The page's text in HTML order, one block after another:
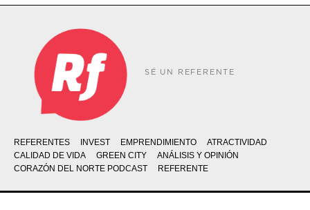
SÉ UN REFERENTE
REFERENTES INVEST EMPRENDIMIENTO
ATRACTIVIDAD
CALIDAD DE VIDA
GREEN CITY
ANÁLISIS Y OPINIÓN
CORAZÓN DEL NORTE PODCAST
REFERENTE